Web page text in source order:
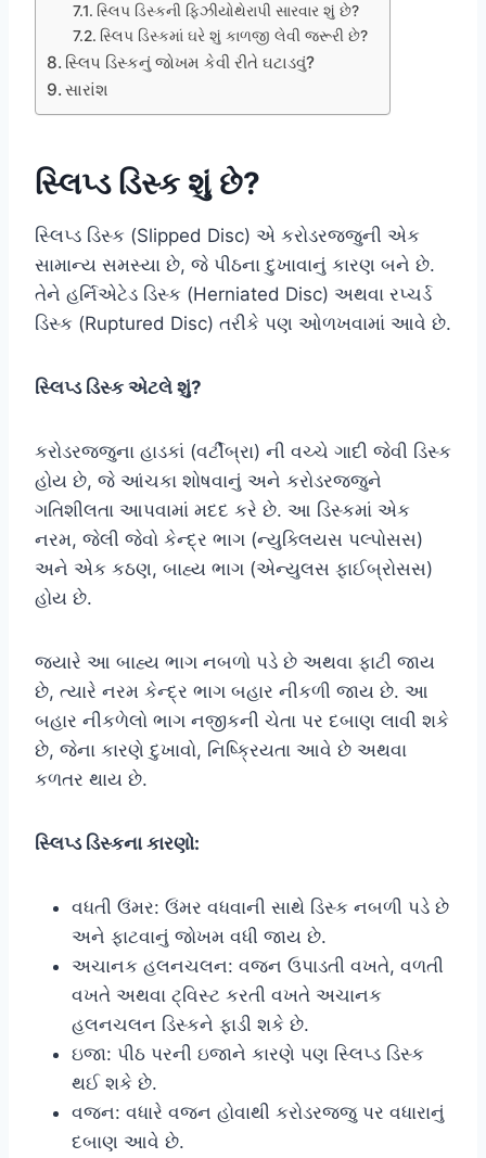
સ્લિપ ડિસ્કની ફિઝીયોથેરાપી સારવાર શું છે?
સ્લિપ ડિસ્કમાં ઘરે શું કાળજી લેવી જરૂરી છે?
સ્લિપ ડિસ્કનું જોખમ કેવી રીતે ઘટાડવું?
સારાંશ
સ્લિપ્ડ ડિસ્ક શું છે?
સ્લિપ્ડ ડિસ્ક (Slipped Disc) એ કરોડરજ્જુની એક
સામાન્ય સમસ્યા છે, જે પીઠના દુખાવાનું કારણ બને છે.
તેને હર્નિએટેડ ડિસ્ક (Herniated Disc) અથવા રપ્ચર્ડ
ડિસ્ક (Ruptured Disc) તરીકે પણ ઓળખવામાં આવે છે.
સ્લિપ્ડ ડિસ્ક એટલે શું?
કરોડરજ્જુના હાડકાં (વર્ટીબ્રા) ની વચ્ચે ગાદી જેવી ડિસ્ક
હોય છે, જે આંચકા શોષવાનું અને કરોડરજ્જુને
ગતિશીલતા આપવામાં મદદ કરે છે. આ ડિસ્કમાં એક
નરમ, જેલી જેવો કેન્દ્ર ભાગ (ન્યુક્લિયસ પલ્પોસસ)
અને એક કઠણ, બાહ્ય ભાગ (એન્યુલસ ફાઈબ્રોસસ)
હોય છે.
જ્યારે આ બાહ્ય ભાગ નબળો પડે છે અથવા ફાટી જાય
છે, ત્યારે નરમ કેન્દ્ર ભાગ બહાર નીકળી જાય છે. આ
બહાર નીકળેલો ભાગ નજીકની ચેતા પર દબાણ લાવી શકે
છે, જેના કારણે દુખાવો, નિષ્ક્રિયતા આવે છે અથવા
કળતર થાય છે.
સ્લિપ્ડ ડિસ્કના કારણો:
વધતી ઉંમર: ઉંમર વધવાની સાથે ડિસ્ક નબળી પડે છે
અને ફાટવાનું જોખમ વધી જાય છે.
અચાનક હલનચલન: વજન ઉપાડતી વખતે, વળતી
વખતે અથવા ટ્વિસ્ટ કરતી વખતે અચાનક
હલનચલન ડિસ્કને ફાડી શકે છે.
ઇજા: પીઠ પરની ઇજાને કારણે પણ સ્લિપ્ડ ડિસ્ક
થઈ શકે છે.
વજન: વધારે વજન હોવાથી કરોડરજ્જુ પર વધારાનું
દબાણ આવે છે.